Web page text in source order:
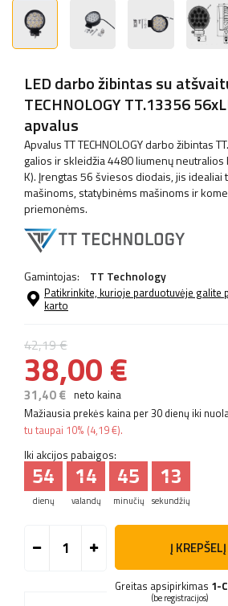
LED darbo žibintas su
TECHNOLOGY TT.13356
apvalus
Apvalus TT TECHNOLOGY darbo žibintas
galios ir skleidžia 4480 liumenų
K). Įrengtas 56 šviesos diodais, jis idealiai
mašinoms, statybinėms mašinoms ir
priemonėms.
Gamintojas: TT Technology
Patikrinkite, kurioje parduotuvėje galite
karto
42,19 €
38,00 €
31,40 € neto kaina
Mažiausia prekės kaina per 30 dienų iki
tu taupai 10% (4,19 €).
Iki akcijos pabaigos:
dienų
54
valandų
14
minučių
45
sekundžių
13
Į KREPŠELĮ
Greitas apsipirkimas 1-
(be registracijos)